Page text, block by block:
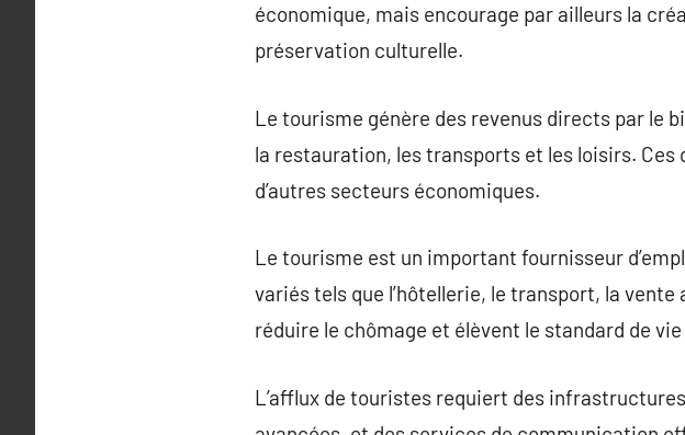
économique, mais encourage par ailleurs la
préservation culturelle.
Le tourisme génère des revenus directs par le
la restauration, les transports et les loisirs. Ces
d’autres secteurs économiques.
Le tourisme est un important fournisseur
variés tels que l’hôtellerie, le transport, la
réduire le chômage et élèvent le standard de
L’afflux de touristes requiert des